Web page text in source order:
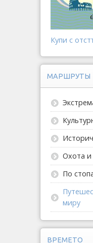
Купи с
МАРШРУТЫ
Охота и
По
миру
ВРЕМЕТО